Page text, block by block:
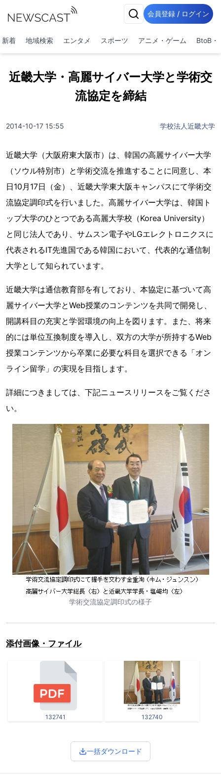
会員登録 / ログイン
新着 地域検索 エンタメ スポーツ アニメ・ゲーム BtoB・
近畿大学・高麗サイバー大学と学術交
流協定を締結
2014-10-17 15:55 学校法人近畿大学
近畿大学（大阪府東大阪市）は、韓国の高麗サイバー大学
（ソウル特別市）と学術交流を推進することに同意し、本
日10月17日（金）、近畿大学東大阪キャンパスにて学術交
流協定調印式を行いました。高麗サイバー大学は、韓国ト
ップ大学のひとつである高麗大学校（Korea University）
と同じ法人であり、サムスン電子やLGエレクトロニクスに
代表されるIT先進国である韓国において、代表的な通信制
大学として知られています。
近畿大学は通信教育部を有しており、本協定に基づいて高
麗サイバー大学とWeb授業のコンテンツを共同で開発し、
開講科目の充実と学習環境の向上を図ります。また、将来
的には単位互換制度を導入し、双方の大学が所持するWeb
授業コンテンツから卒業に必要な科目を選択できる「オン
ライン留学」の実現を目指します。
詳細につきましては、下記ニュースリリースをご覧くださ
い。
学術交流協定調印式の様子
添付画像・ファイル
132741 132740
一括ダウンロード